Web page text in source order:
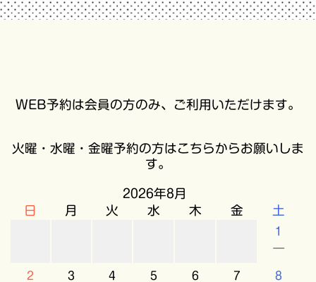
WEB予約は会員の方のみ、ご利用いただけます。
火曜・水曜・金曜予約の方はこちらからお願いしま
す。
2026年8月
日
月 火 水 木 金 土
1
－
2 3 4 5 6 7 8